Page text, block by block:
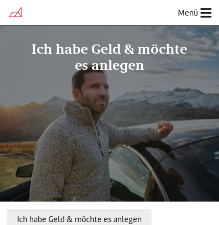
Menü
Ich habe Geld & möchte
es anlegen
Ich habe Geld & möchte es anlegen